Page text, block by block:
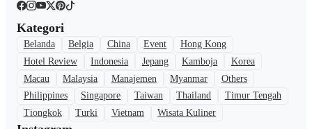
Kategori
Belanda Belgia China Event
Hong Kong
Hotel Review
Indonesia Jepang Kamboja
Korea
Macau
Malaysia Manajemen Myanmar
Others
Philippines
Singapore Taiwan Thailand
Timur Tengah
Tiongkok
Turki Vietnam Wisata Kuliner